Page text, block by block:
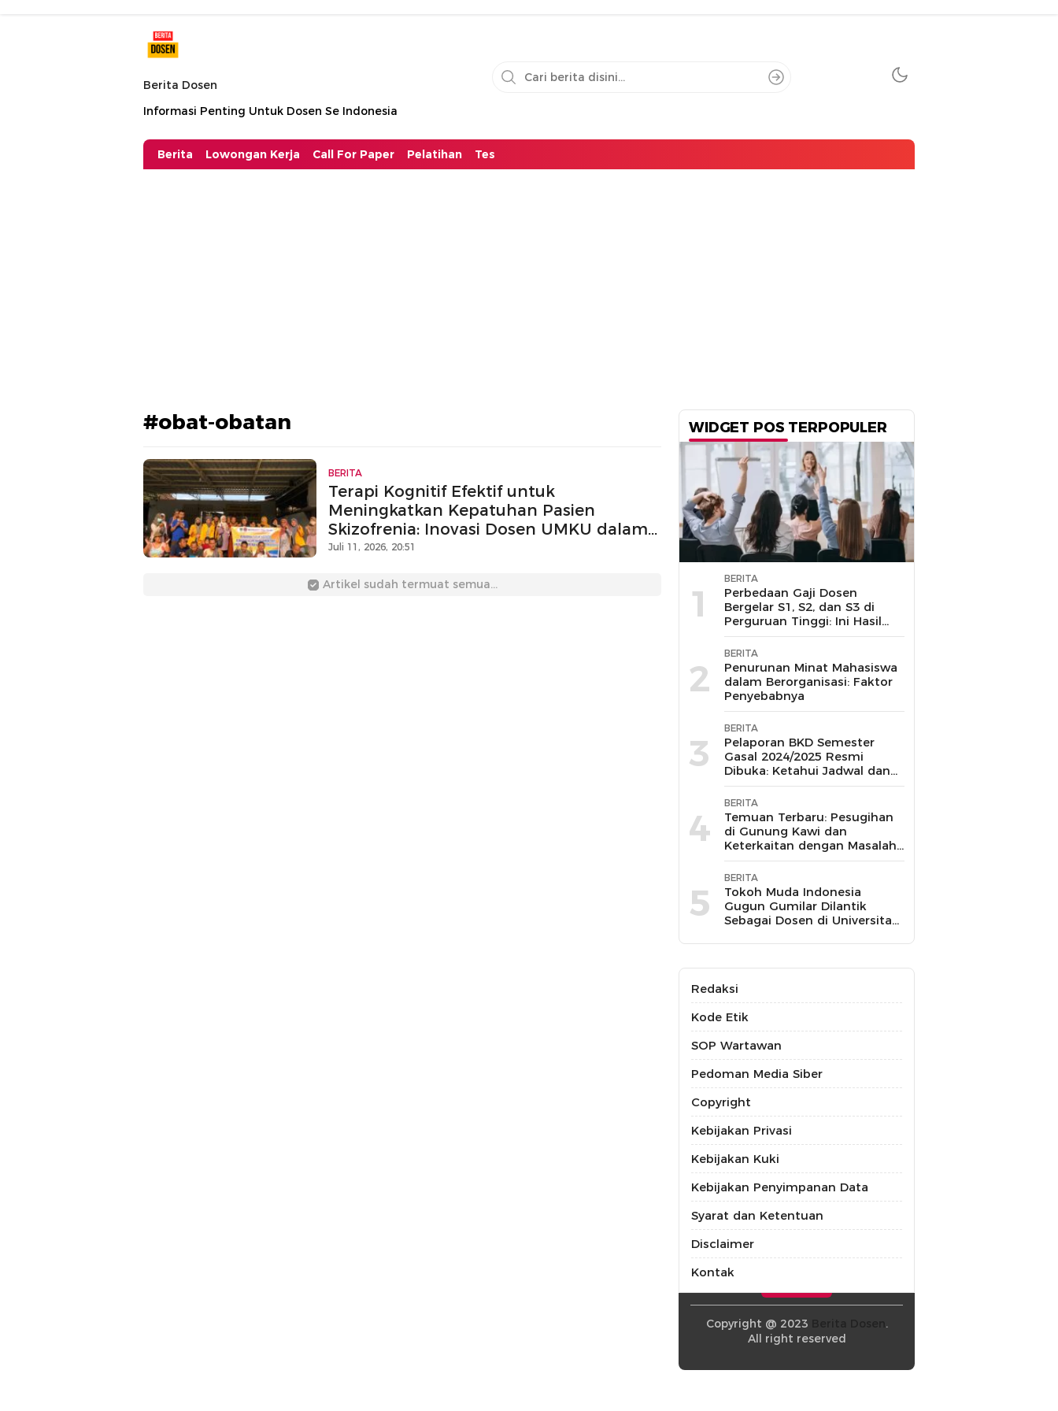
Berita Dosen
Informasi Penting Untuk Dosen Se Indonesia
Berita Lowongan Kerja Call For Paper Pelatihan Tes
#obat-obatan
BERITA
Terapi Kognitif Efektif untuk
Meningkatkan Kepatuhan Pasien
Skizofrenia: Inovasi Dosen UMKU dalam
Mengatasi Gangguan Mental
Juli 11, 2026, 20:51
Artikel sudah termuat semua...
WIDGET POS TERPOPULER
1
BERITA
Perbedaan Gaji Dosen
Bergelar S1, S2, dan S3 di
Perguruan Tinggi: Ini Hasil
Penelusuran
2
BERITA
Penurunan Minat Mahasiswa
dalam Berorganisasi: Faktor
Penyebabnya
3
BERITA
Pelaporan BKD Semester
Gasal 2024/2025 Resmi
Dibuka: Ketahui Jadwal dan
Prosesnya
4
BERITA
Temuan Terbaru: Pesugihan
di Gunung Kawi dan
Keterkaitan dengan Masalah
Kesehatan Mental
5
BERITA
Tokoh Muda Indonesia
Gugun Gumilar Dilantik
Sebagai Dosen di Universitas
Berbagai Mata Kuliah
Redaksi
Kode Etik
SOP Wartawan
Pedoman Media Siber
Copyright
Kebijakan Privasi
Kebijakan Kuki
Kebijakan Penyimpanan Data
Syarat dan Ketentuan
Disclaimer
Kontak
Copyright @ 2023
.
All right reserved